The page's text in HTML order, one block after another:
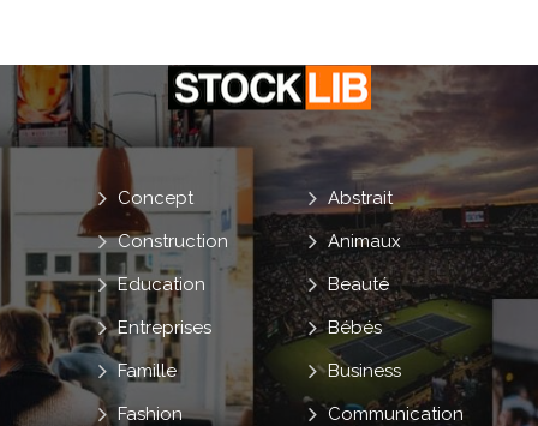
Abstrait
Animaux
Beauté
Bébés
Business
Communication
Concept
Construction
Education
Entreprises
Famille
Fashion